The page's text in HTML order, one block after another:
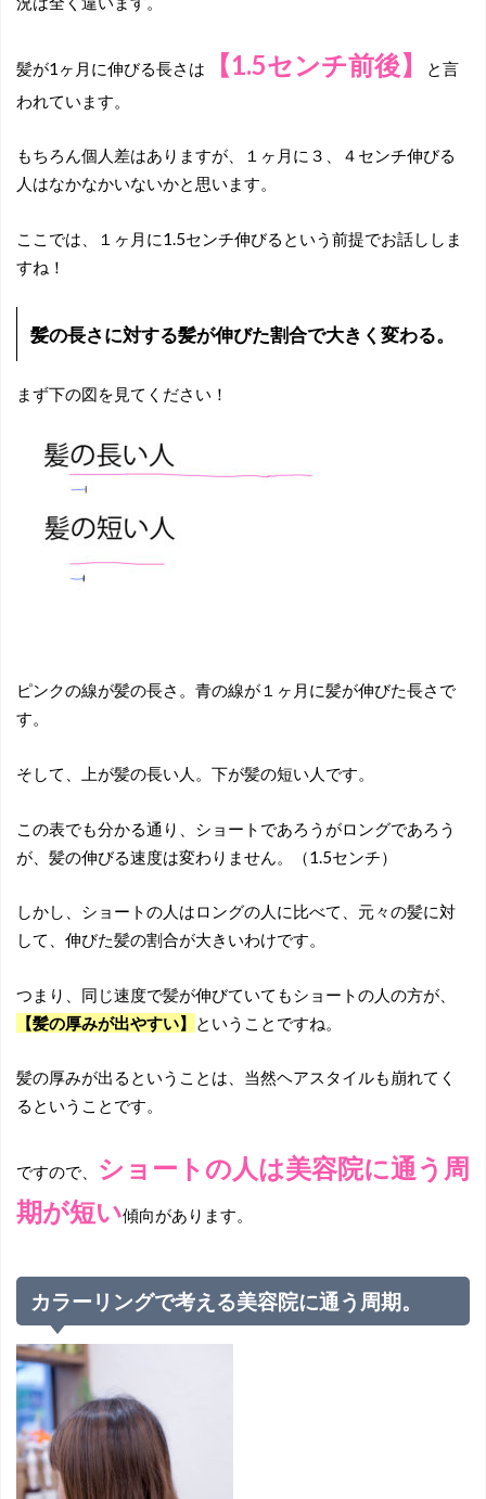
髪が1ヶ月に伸びる長さは 【1.5センチ前後】
と言
われています。
もちろん個人差はありますが、１ヶ月に３、４センチ伸びる
人はなかなかいないかと思います。
ここでは、１ヶ月に1.5センチ伸びるという前提でお話ししま
すね！
髪の長さに対する髪が伸びた割合で大きく変わる。
まず下の図を見てください！
ピンクの線が髪の長さ。青の線が１ヶ月に髪が伸びた長さで
す。
そして、上が髪の長い人。下が髪の短い人です。
この表でも分かる通り、ショートであろうがロングであろう
が、髪の伸びる速度は変わりません。（1.5センチ）
しかし、ショートの人はロングの人に比べて、元々の髪に対
して、伸びた髪の割合が大きいわけです。
つまり、同じ速度で髪が伸びていてもショートの人の方が、
【髪の厚みが出やすい】
ということですね。
髪の厚みが出るということは、当然ヘアスタイルも崩れてく
るということです。
ですので、
ショートの人は美容院に通う周
期が短い傾向があります。
カラーリングで考える美容院に通う周期。